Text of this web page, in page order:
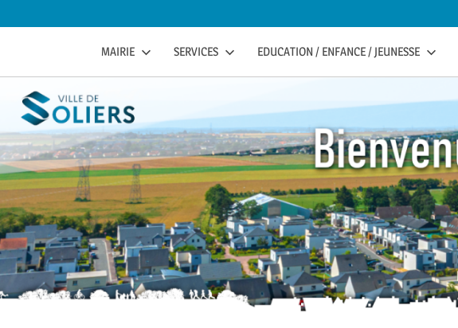
SOLIERS.FR
soliers
MAIRIE SERVICES EDUCATION / ENFANCE / JEUNESSE